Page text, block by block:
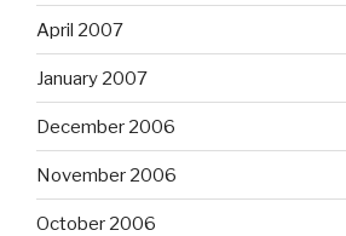
April 2007
January 2007
December 2006
November 2006
October 2006